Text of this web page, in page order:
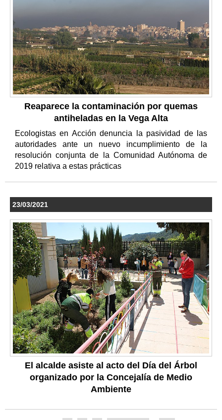
Reaparece la contaminación por quemas
antiheladas en la Vega Alta
Ecologistas en Acción denuncia la pasividad de las
autoridades ante un nuevo incumplimiento de la
resolución conjunta de la Comunidad Autónoma de
2019 relativa a estas prácticas
23/03/2021
El alcalde asiste al acto del Día del Árbol
organizado por la Concejalía de Medio
Ambiente